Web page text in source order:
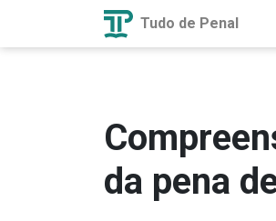
Tudo de Penal
da pena